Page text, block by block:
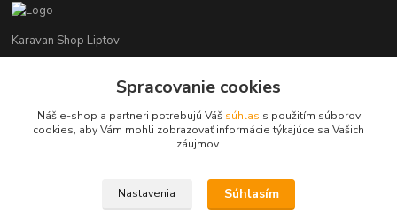
Karavan Shop Liptov
+421 903 626 885
info@karavanshopliptov.sk
Spracovanie cookies
Náš e-shop a partneri potrebujú Váš súhlas s použitím súborov
cookies, aby Vám mohli zobrazovať informácie týkajúce sa Vašich
záujmov.
Nastavenia Súhlasím